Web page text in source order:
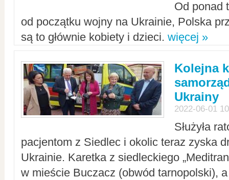
Od ponad
od początku wojny na Ukrainie, Polska
są to głównie kobiety i dzieci. więcej »
Kolejna
Ukrainy
2022-06-01
Służyła
pacjentom z Siedlec i okolic teraz zyska
Ukrainie. Karetka z siedleckiego
w mieście Buczacz (obwód tarnopolski),